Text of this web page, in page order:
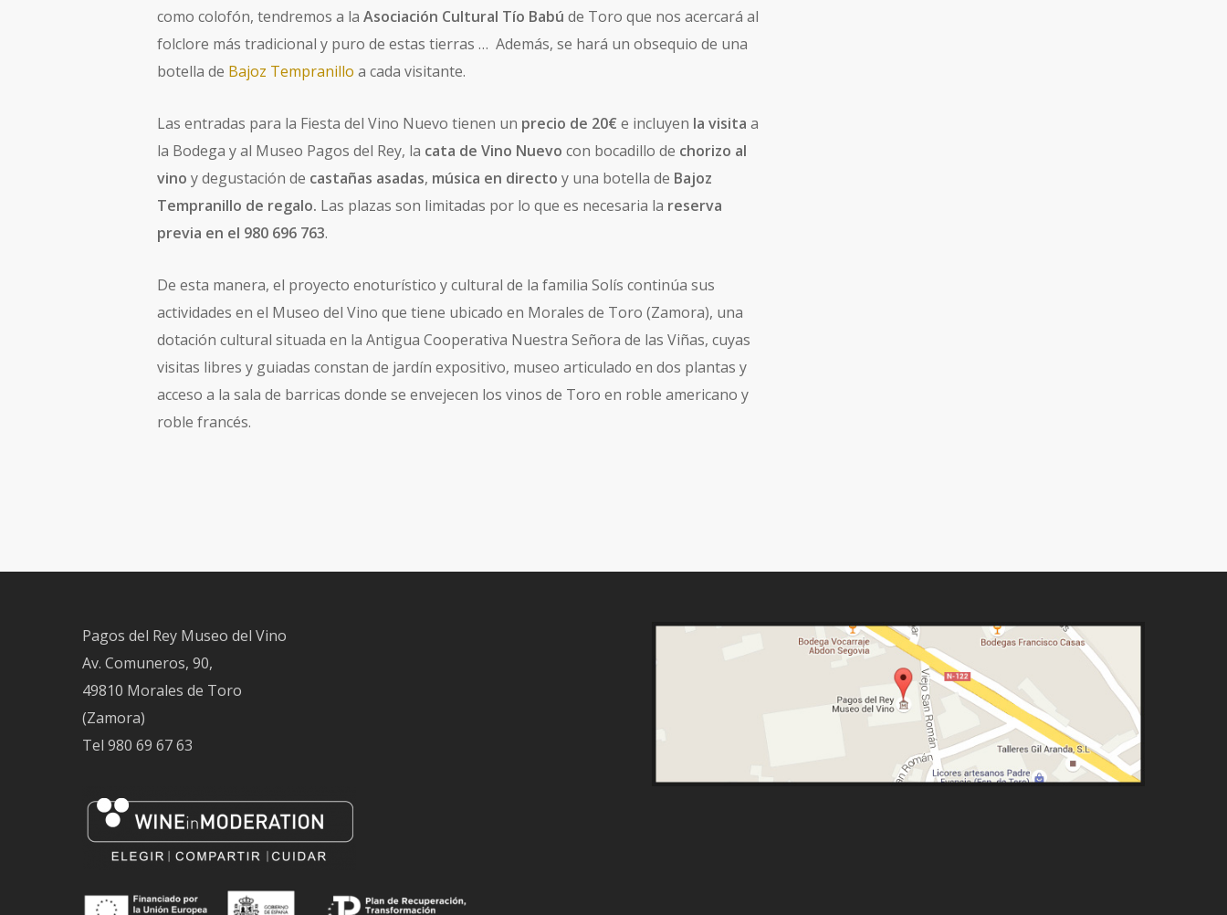
como colofón, tendremos a la Asociación Cultural Tío Babú de Toro que nos acercará al
folclore más tradicional y puro de estas tierras … Además, se hará un obsequio de una
botella de Bajoz Tempranillo a cada visitante.
Las entradas para la Fiesta del Vino Nuevo tienen un precio de 20€ e incluyen la visita a
la Bodega y al Museo Pagos del Rey, la cata de Vino Nuevo con bocadillo de chorizo al
vino y degustación de castañas asadas, música en directo y una botella de Bajoz
Tempranillo de regalo. Las plazas son limitadas por lo que es necesaria la reserva
previa en el 980 696 763.
De esta manera, el proyecto enoturístico y cultural de la familia Solís continúa sus
actividades en el Museo del Vino que tiene ubicado en Morales de Toro (Zamora), una
dotación cultural situada en la Antigua Cooperativa Nuestra Señora de las Viñas, cuyas
visitas libres y guiadas constan de jardín expositivo, museo articulado en dos plantas y
acceso a la sala de barricas donde se envejecen los vinos de Toro en roble americano y
roble francés.
Pagos del Rey Museo del Vino
Av. Comuneros, 90,
49810 Morales de Toro
(Zamora)
Tel 980 69 67 63